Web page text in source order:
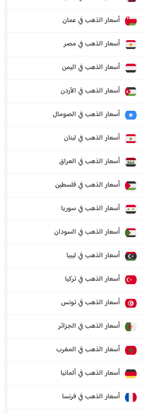
أسعار الذهب في عمان
أسعار الذهب في مصر
أسعار الذهب في اليمن
أسعار الذهب في الأردن
أسعار الذهب في الصومال
أسعار الذهب في لبنان
أسعار الذهب في العراق
أسعار الذهب في فلسطين
أسعار الذهب في سوريا
أسعار الذهب في السودان
أسعار الذهب في ليبيا
أسعار الذهب في تركيا
أسعار الذهب في تونس
أسعار الذهب في الجزائر
أسعار الذهب في المغرب
أسعار الذهب في ألمانيا
أسعار الذهب في فرنسا